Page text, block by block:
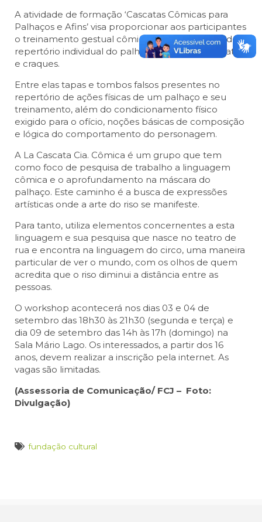
A atividade de formação ‘Cascatas Cômicas para
Palhaços e Afins’ visa proporcionar aos participantes
o treinamento gestual cômico para construção de
repertório individual do palhaço através de cascatas
e craques.
Entre elas tapas e tombos falsos presentes no
repertório de ações físicas de um palhaço e seu
treinamento, além do condicionamento físico
exigido para o ofício, noções básicas de composição
e lógica do comportamento do personagem.
A La Cascata Cia. Cômica é um grupo que tem
como foco de pesquisa de trabalho a linguagem
cômica e o aprofundamento na máscara do
palhaço. Este caminho é a busca de expressões
artísticas onde a arte do riso se manifeste.
Para tanto, utiliza elementos concernentes a esta
linguagem e sua pesquisa que nasce no teatro de
rua e encontra na linguagem do circo, uma maneira
particular de ver o mundo, com os olhos de quem
acredita que o riso diminui a distância entre as
pessoas.
O workshop acontecerá nos dias 03 e 04 de
setembro das 18h30 às 21h30 (segunda e terça) e
dia 09 de setembro das 14h às 17h (domingo) na
Sala Mário Lago. Os interessados, a partir dos 16
anos, devem realizar a inscrição pela internet. As
vagas são limitadas.
(Assessoria de Comunicação/ FCJ – Foto:
Divulgação)
fundação cultural